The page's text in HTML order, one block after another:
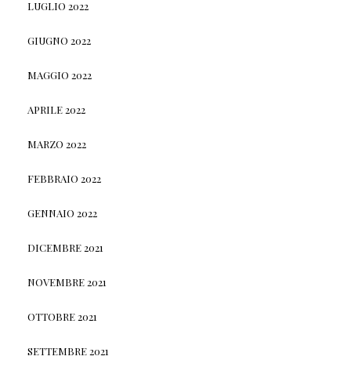
LUGLIO 2022
GIUGNO 2022
MAGGIO 2022
APRILE 2022
MARZO 2022
FEBBRAIO 2022
GENNAIO 2022
DICEMBRE 2021
NOVEMBRE 2021
OTTOBRE 2021
SETTEMBRE 2021